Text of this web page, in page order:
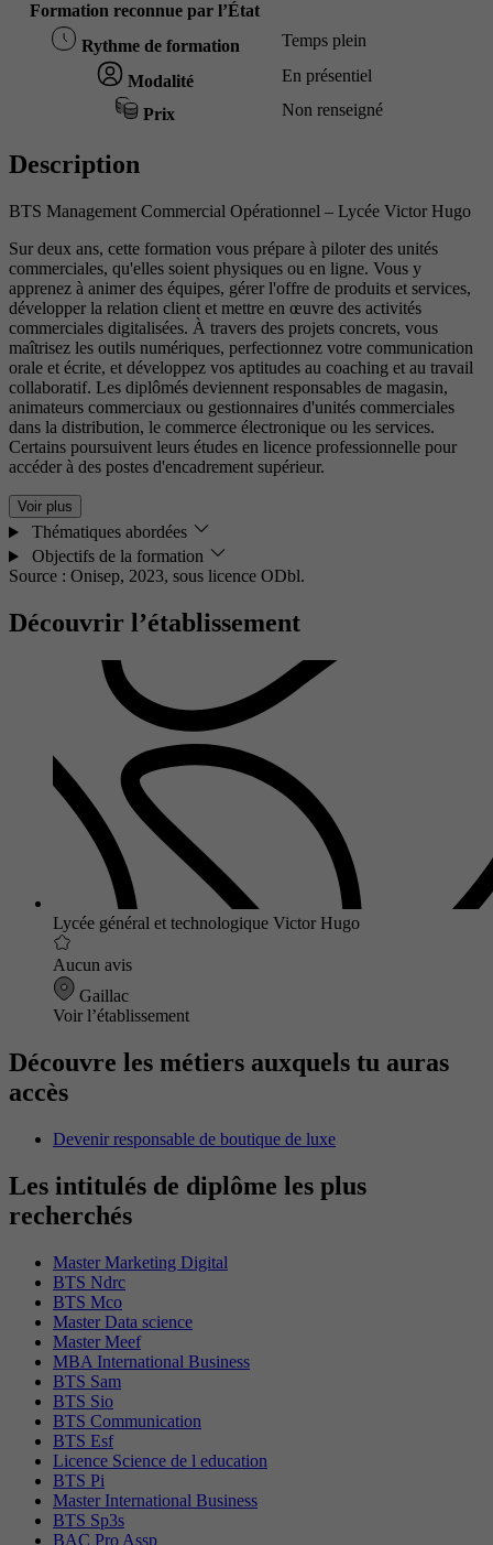
Formation reconnue par l’État
Rythme de formation Temps plein
Modalité En présentiel
Prix Non renseigné
Description
BTS Management Commercial Opérationnel – Lycée Victor Hugo
Sur deux ans, cette formation vous prépare à piloter des unités
commerciales, qu'elles soient physiques ou en ligne. Vous y
apprenez à animer des équipes, gérer l'offre de produits et services,
développer la relation client et mettre en œuvre des activités
commerciales digitalisées. À travers des projets concrets, vous
maîtrisez les outils numériques, perfectionnez votre communication
orale et écrite, et développez vos aptitudes au coaching et au travail
collaboratif. Les diplômés deviennent responsables de magasin,
animateurs commerciaux ou gestionnaires d'unités commerciales
dans la distribution, le commerce électronique ou les services.
Certains poursuivent leurs études en licence professionnelle pour
accéder à des postes d'encadrement supérieur.
Voir plus
Thématiques abordées
Objectifs de la formation
Source : Onisep, 2023, sous licence ODbl.
Découvrir l’établissement
Lycée général et technologique Victor Hugo
Aucun avis
Gaillac
Voir l’établissement
Découvre les métiers auxquels tu auras
accès
Devenir responsable de boutique de luxe
Les intitulés de diplôme les plus
recherchés
Master Marketing Digital
BTS Ndrc
BTS Mco
Master Data science
Master Meef
MBA International Business
BTS Sam
BTS Sio
BTS Communication
BTS Esf
Licence Science de l education
BTS Pi
Master International Business
BTS Sp3s
BAC Pro Assp